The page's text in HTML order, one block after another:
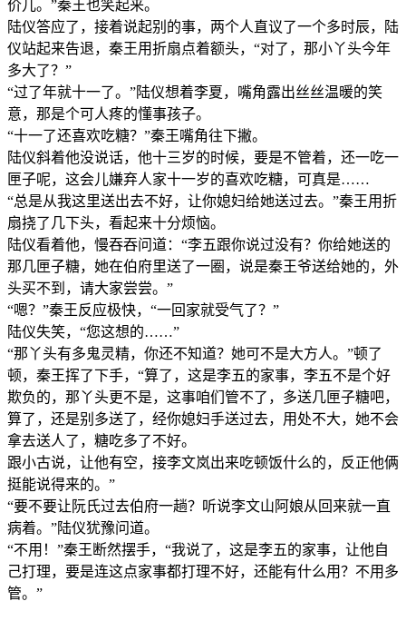
价儿。”秦王也笑起来。
陆仪答应了，接着说起别的事，两个人直议了一个多时辰，陆
仪站起来告退，秦王用折扇点着额头，“对了，那小丫头今年
多大了？”
“过了年就十一了。”陆仪想着李夏，嘴角露出丝丝温暖的笑
意，那是个可人疼的懂事孩子。
“十一了还喜欢吃糖？”秦王嘴角往下撇。
陆仪斜着他没说话，他十三岁的时候，要是不管着，还一吃一
匣子呢，这会儿嫌弃人家十一岁的喜欢吃糖，可真是……
“总是从我这里送出去不好，让你媳妇给她送过去。”秦王用折
扇挠了几下头，看起来十分烦恼。
陆仪看着他，慢吞吞问道：“李五跟你说过没有？你给她送的
那几匣子糖，她在伯府里送了一圈，说是秦王爷送给她的，外
头买不到，请大家尝尝。”
“嗯？”秦王反应极快，“一回家就受气了？”
陆仪失笑，“您这想的……”
“那丫头有多鬼灵精，你还不知道？她可不是大方人。”顿了
顿，秦王挥了下手，“算了，这是李五的家事，李五不是个好
欺负的，那丫头更不是，这事咱们管不了，多送几匣子糖吧，
算了，还是别多送了，经你媳妇手送过去，用处不大，她不会
拿去送人了，糖吃多了不好。
跟小古说，让他有空，接李文岚出来吃顿饭什么的，反正他俩
挺能说得来的。”
“要不要让阮氏过去伯府一趟？听说李文山阿娘从回来就一直
病着。”陆仪犹豫问道。
“不用！”秦王断然摆手，“我说了，这是李五的家事，让他自
己打理，要是连这点家事都打理不好，还能有什么用？不用多
管。”